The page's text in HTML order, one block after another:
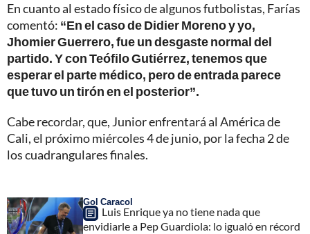
En cuanto al estado físico de algunos futbolistas, Farías
comentó: “En el caso de Didier Moreno y yo,
Jhomier Guerrero, fue un desgaste normal del
partido. Y con Teófilo Gutiérrez, tenemos que
esperar el parte médico, pero de entrada parece
que tuvo un tirón en el posterior”.
Cabe recordar, que, Junior enfrentará al América de
Cali, el próximo miércoles 4 de junio, por la fecha 2 de
los cuadrangulares finales.
Gol Caracol
Luis Enrique ya no tiene nada que
envidiarle a Pep Guardiola: lo igualó en récord